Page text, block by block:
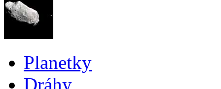
Planetky
Dráhy